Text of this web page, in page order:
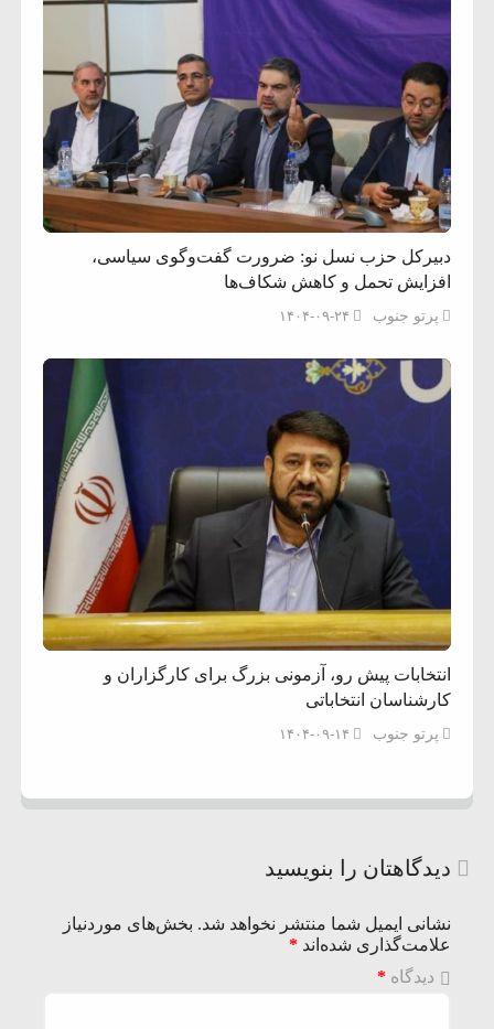
دبیرکل حزب نسل نو: ضرورت گفت‌وگوی سیاسی،
افزایش تحمل و کاهش شکاف‌ها
پرتو جنوب ۱۴۰۴-۰۹-۲۴
انتخابات پیش‌ رو، آزمونی بزرگ برای کارگزاران و
کارشناسان انتخاباتی
پرتو جنوب ۱۴۰۴-۰۹-۱۴
دیدگاهتان را بنویسید
نشانی ایمیل شما منتشر نخواهد شد. بخش‌های موردنیاز
علامت‌گذاری شده‌اند *
دیدگاه *